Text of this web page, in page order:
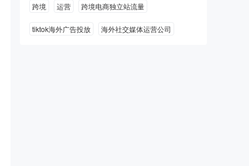
跨境 运营 跨境电商独立站流量
tiktok海外广告投放 海外社交媒体运营公司